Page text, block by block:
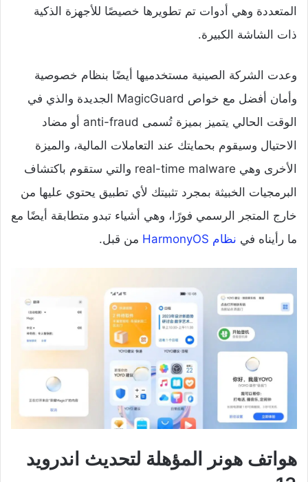
المتعددة وهي أدوات تم تطويرها خصيصًا للأجهزة الذكية
ذات الشاشة الكبيرة.
وعدت الشركة الصينية مستخدميها أيضًا بنظام خصوصية
وأمان أفضل مع خواص MagicGuard الجديدة والذي في
الوقت الحالي يتميز بميزة تُسمى anti-fraud أو مضاد
الاحتيال وسيقوم بحمايتك عند التعاملات المالية، والميزة
الأخرى وهي real-time malware والتي ستقوم باكتشاف
البرمجيات الخبيثة بمجرد تثبيتك لأي تطبيق يحتوي عليها من
خارج المتجر الرسمي فورًا، وهي أشياء تبدو متطابقة أيضًا مع
ما رأيناه في نظام HarmonyOS من قبل.
هواتف هونر المؤهلة لتحديث اندرويد